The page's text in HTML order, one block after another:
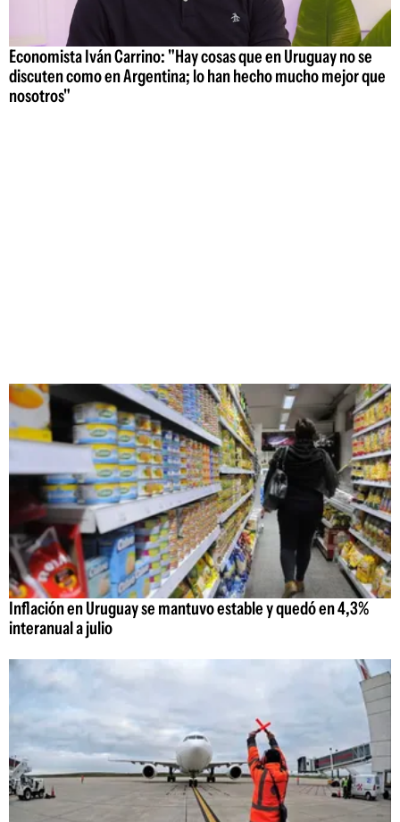
Economista Iván Carrino: "Hay cosas que en Uruguay no se
discuten como en Argentina; lo han hecho mucho mejor que
nosotros"
Inflación en Uruguay se mantuvo estable y quedó en 4,3%
interanual a julio